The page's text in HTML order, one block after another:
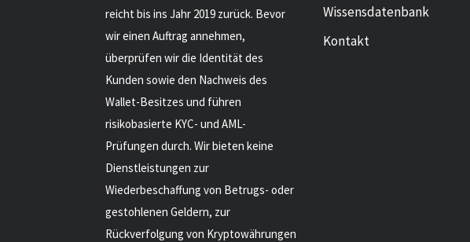
reicht bis ins Jahr 2019 zurück. Bevor
wir einen Auftrag annehmen,
überprüfen wir die Identität des
Kunden sowie den Nachweis des
Wallet-Besitzes und führen
risikobasierte KYC- und AML-
Prüfungen durch. Wir bieten keine
Dienstleistungen zur
Wiederbeschaffung von Betrugs- oder
gestohlenen Geldern, zur
Rückverfolgung von Kryptowährungen
Wissensdatenbank
Kontakt